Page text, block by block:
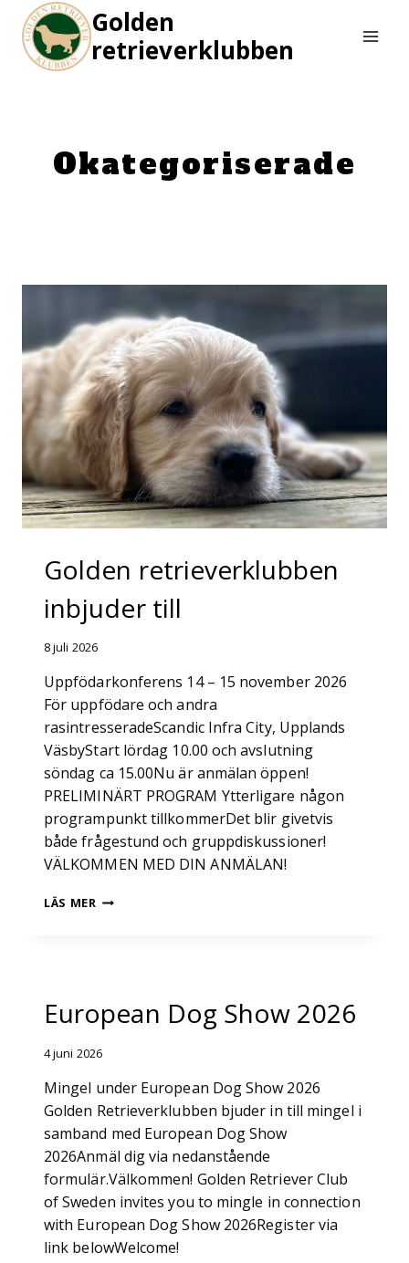
content
Golden
retrieverklubben
Okategoriserade
Golden retrieverklubben
inbjuder till
8 juli 2026
Uppfödarkonferens 14 – 15 november 2026
För uppfödare och andra
rasintresseradeScandic Infra City, Upplands
VäsbyStart lördag 10.00 och avslutning
söndag ca 15.00Nu är anmälan öppen!
PRELIMINÄRT PROGRAM Ytterligare någon
programpunkt tillkommerDet blir givetvis
både frågestund och gruppdiskussioner!
VÄLKOMMEN MED DIN ANMÄLAN!
LÄS MER GOLDEN
European Dog Show 2026
4 juni 2026
Mingel under European Dog Show 2026
Golden Retrieverklubben bjuder in till mingel i
samband med European Dog Show
2026Anmäl dig via nedanstående
formulär.Välkommen! Golden Retriever Club
of Sweden invites you to mingle in connection
with European Dog Show 2026Register via
link belowWelcome!